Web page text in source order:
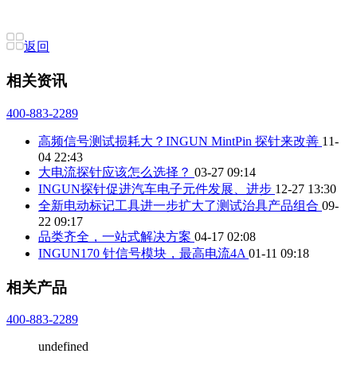
返回
相关资讯
400-883-2289
高频信号测试损耗大？INGUN MintPin 探针来改善 11-
04 22:43
大电流探针应该怎么选择？ 03-27 09:14
INGUN探针促进汽车电子元件发展、进步 12-27 13:30
全新电动标记工具进一步扩大了测试治具产品组合 09-
22 09:17
品类齐全，一站式解决方案 04-17 02:08
INGUN170 针信号模块，最高电流4A 01-11 09:18
相关产品
400-883-2289
undefined